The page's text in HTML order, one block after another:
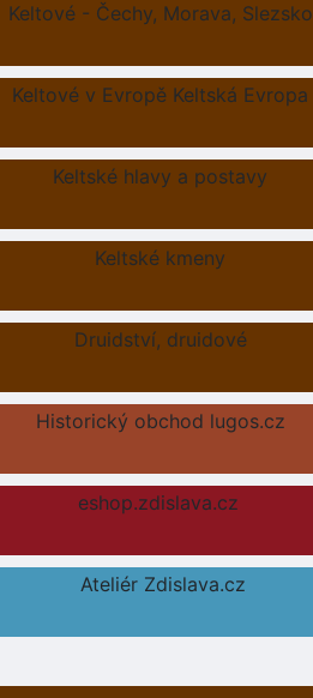
Keltové - Čechy, Morava, Slezsko
Keltové v Evropě Keltská Evropa
Keltské hlavy a postavy
Keltské kmeny
Druidství, druidové
Historický obchod lugos.cz
eshop.zdislava.cz
Ateliér Zdislava.cz